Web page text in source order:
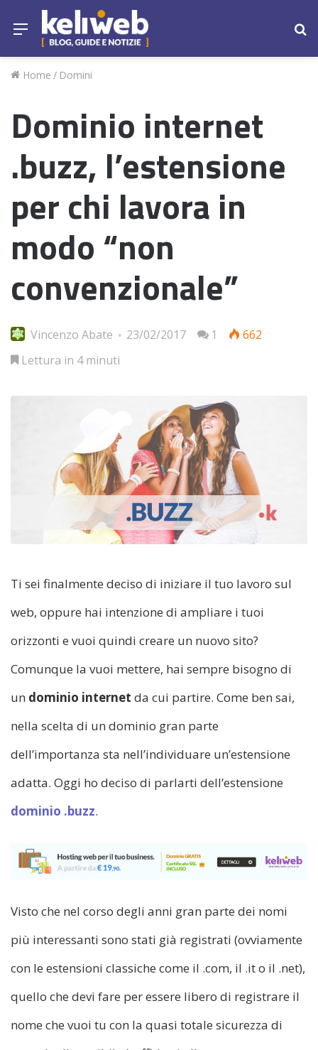
Menu
Home / Domini
Dominio internet
.buzz, l’estensione
per chi lavora in
modo “non
convenzionale”
Vincenzo Abate 23/02/2017 1
662
Lettura in 4 minuti
Ti sei finalmente deciso di iniziare il tuo lavoro sul
web, oppure hai intenzione di ampliare i tuoi
orizzonti e vuoi quindi creare un nuovo sito?
Comunque la vuoi mettere, hai sempre bisogno di
un dominio internet da cui partire. Come ben sai,
nella scelta di un dominio gran parte
dell’importanza sta nell’individuare un’estensione
adatta. Oggi ho deciso di parlarti dell’estensione
dominio .buzz.
Visto che nel corso degli anni gran parte dei nomi
più interessanti sono stati già registrati (ovviamente
con le estensioni classiche come il .com, il .it o il .net),
quello che devi fare per essere libero di registrare il
nome che vuoi tu con la quasi totale sicurezza di